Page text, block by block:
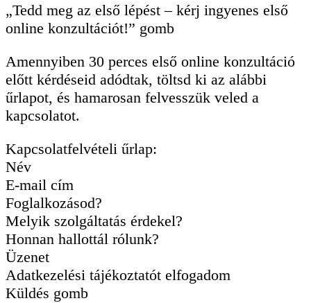
„Tedd meg az első lépést – kérj ingyenes első
online konzultációt!” gomb
Amennyiben 30 perces első online konzultáció
előtt kérdéseid adódtak, töltsd ki az alábbi
űrlapot, és hamarosan felvesszük veled a
kapcsolatot.
Kapcsolatfelvételi űrlap:
Név
E-mail cím
Foglalkozásod?
Melyik szolgáltatás érdekel?
Honnan hallottál rólunk?
Üzenet
Adatkezelési tájékoztatót elfogadom
Küldés gomb